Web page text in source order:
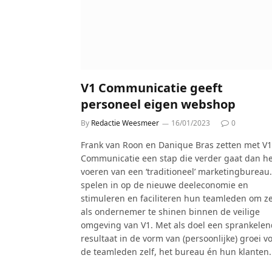
V1 Communicatie geeft
personeel eigen webshop
By Redactie Weesmeer 16/01/2023 0
Frank van Roon en Danique Bras zetten met V1
Communicatie een stap die verder gaat dan
voeren van een ‘traditioneel’
spelen in op de nieuwe deeleconomie en
stimuleren en faciliteren hun teamleden om
als ondernemer te shinen binnen de veilige
omgeving van V1. Met als doel een
resultaat in de vorm van (persoonlijke) groei
de teamleden zelf, het bureau én hun klanten.